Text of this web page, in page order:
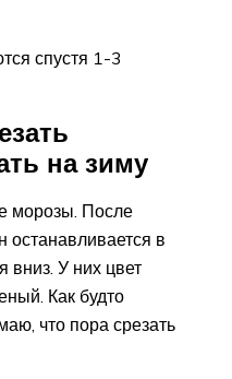
спустя 1-3
на зиму
морозы. После
останавливается в
вниз. У них цвет
Как будто
что пора срезать